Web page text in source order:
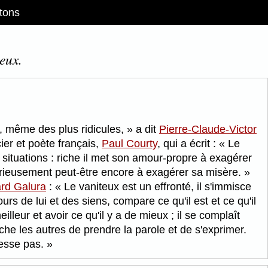
des plus ridicules, a dit Pierre-Claude-Victor
et poète français, Paul Courty, qui a écrit :
Le
: riche il met son amour-propre à exagérer
peut-être encore à exagérer sa misère.
Galura :
Le vaniteux est un effronté, il s'immisce
de lui et des siens, compare ce qu'il est et ce qu'il
et avoir ce qu'il y a de mieux ; il se complaît
les autres de prendre la parole et de s'exprimer.
pas.